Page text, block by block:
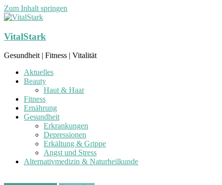
Zum Inhalt springen
VitalStark
Gesundheit | Fitness | Vitalität
Aktuelles
Beauty
Haut & Haar
Fitness
Ernährung
Gesundheit
Erkrankungen
Depressionen
Erkältung & Grippe
Angst und Stress
Alternativmedizin & Naturheilkunde